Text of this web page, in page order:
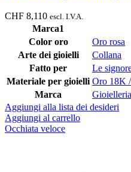
CHF 8,110 escl. I.V.A.
Marca1
Color oro
Oro rosa
Arte dei gioielli
Collana
Fatto per
Le
Materiale per gioielli Oro 18K
Marca
Aggiungi alla lista dei desideri
Aggiungi al carrello
Occhiata veloce